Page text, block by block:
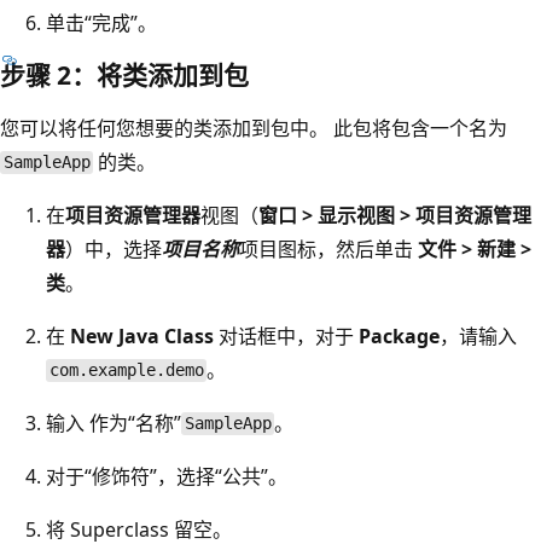
单击“完成”。
步骤 2：将类添加到包
您可以将任何您想要的类添加到包中。 此包将包含一个名为
SampleApp 的类。
在项目资源管理器视图（窗口 > 显示视图 > 项目资源管理
器）中，选择项目名称项目图标，然后单击 文件 > 新建 >
类。
在 New Java Class 对话框中，对于 Package，请输入
com.example.demo。
输入作为“名称” SampleApp。
对于“修饰符”，选择“公共”。
将 Superclass 留空。